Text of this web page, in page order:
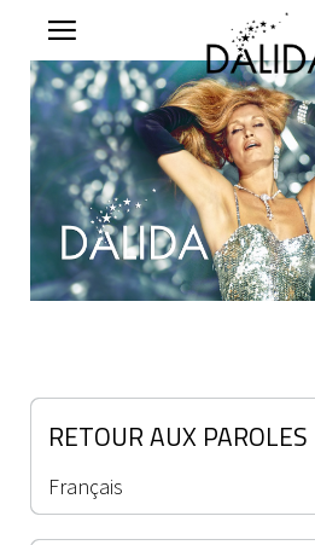
RETOUR AUX PAROLES
Français